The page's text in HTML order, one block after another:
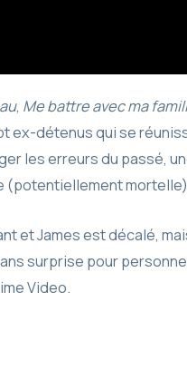
, Me battre avec ma
ex-détenus qui se
les erreurs du passé,
(potentiellement
et James est décalé,
surprise pour
Video.